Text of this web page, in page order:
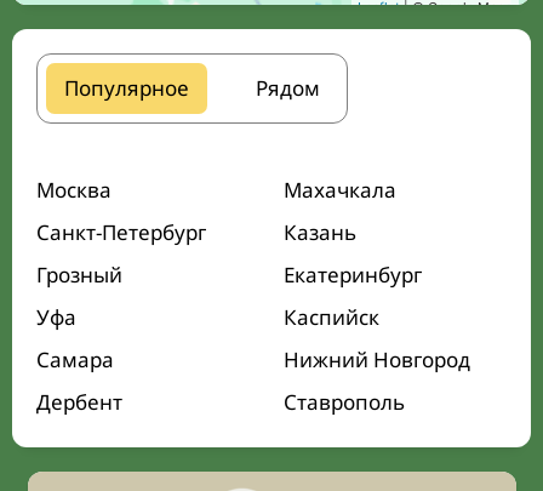
Leaflet| © Google Maps
Популярное Рядом
Москва
Махачкала
Санкт-Петербург
Казань
Грозный
Екатеринбург
Уфа
Каспийск
Самара
Нижний Новгород
Дербент
Ставрополь